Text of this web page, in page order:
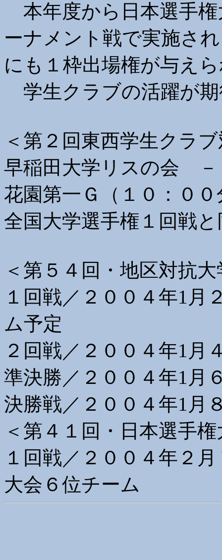
本年度から日本選手
ーナメント戦で実施さ
にも１枠出場権が与え
学生クラブの活躍が
＜第２回東西学生クラ
早稲田大学リスの会
花園第一Ｇ（１０：０
全国大学選手権１回戦
＜第５４回・地区対抗
１回戦／２００４年1
ム予定
２回戦／２００４年1月
準決勝／２００４年1月
決勝戦／２００４年1月
＜第４１回・日本選手
１回戦／２００４年２
大会６位チーム